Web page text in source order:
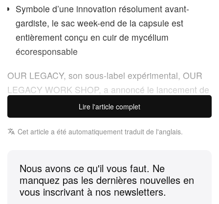
Symbole d’une innovation résolument avant-
gardiste, le sac week-end de la capsule est
entièrement conçu en cuir de mycélium
écoresponsable
OUR LEGACY, son sous-label expérimental, OUR
LEGACY WORK SHOP, a annoncé le lancement de
sa collection « NATURA » pour la saison estivale.
Portée par une démarche créative assumée, où les
pièces semblent avoir déjà traversé plusieurs vies,
plus amples, plus singulières et volontairement
patinées. L’ensemble détourne les codes classiques
Lire l'article complet
Cet article a été automatiquement traduit de l'anglais.
Nous avons ce qu'il vous faut. Ne
manquez pas les dernières nouvelles en
vous inscrivant à nos newsletters.